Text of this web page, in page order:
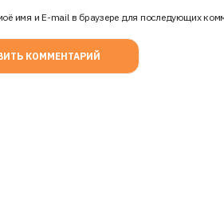
имя и E-mail в браузере для последующих